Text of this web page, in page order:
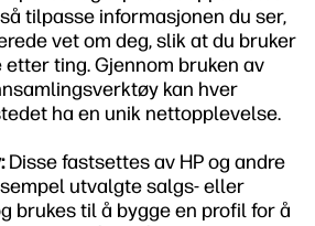
tilpasse informasjonen du ser,
vet om deg, slik at du bruker
ting. Gjennom bruken av
kan hver
ha en unik nettopplevelse.
Disse fastsettes av HP og andre
utvalgte salgs- eller
brukes til å bygge en profil for å